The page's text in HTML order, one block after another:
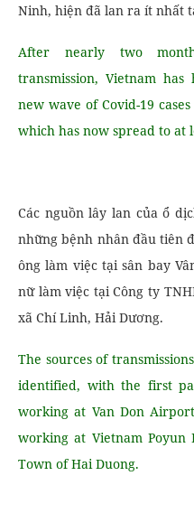
Ninh, hiện đã lan ra ít nhất
After nearly two
transmission, Vietnam
new wave of Covid-19
which has now spread to at
Các nguồn lây lan của ổ
những bệnh nhân đầu tiên
ông làm việc tại sân bay
nữ làm việc tại Công ty
xã Chí Linh, Hải Dương.
The sources of
identified, with the first
working at Van Don
working at Vietnam Poyun
Town of Hai Duong.